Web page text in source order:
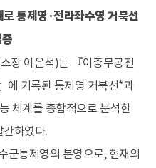
구
통제영·전라좌수영 거북선
장 이은석)는 『이충무공전
기록된 통제영 거북선*과
체계를 종합적으로 분석한
간하였다.
군통제영의 본영으로, 현재의